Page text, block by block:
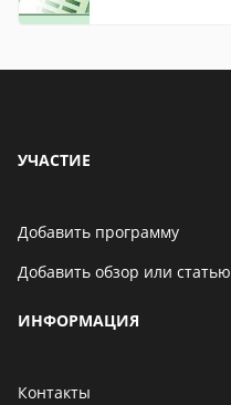
УЧАСТИЕ
Добавить программу
Добавить обзор или статью
ИНФОРМАЦИЯ
Контакты